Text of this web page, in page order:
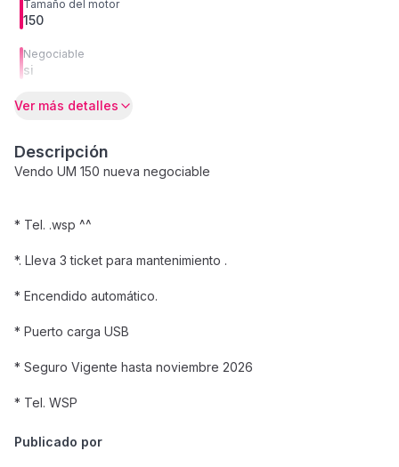
Tamaño del motor
150
Negociable
si
Ver más detalles
Descripción
Vendo UM 150 nueva negociable
* Tel. .wsp ^^
*. Lleva 3 ticket para mantenimiento .
* Encendido automático.
* Puerto carga USB
* Seguro Vigente hasta noviembre 2026
* Tel. WSP
Publicado por